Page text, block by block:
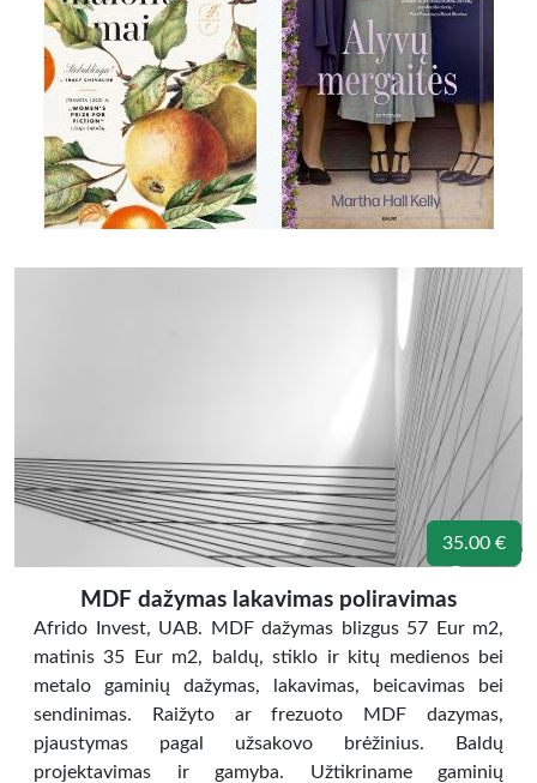
35.00 €
MDF dažymas lakavimas poliravimas
Afrido Invest, UAB. MDF dažymas blizgus 57 Eur m2,
matinis 35 Eur m2, baldų, stiklo ir kitų medienos bei
metalo gaminių dažymas, lakavimas, beicavimas bei
sendinimas. Raižyto ar frezuoto MDF dazymas,
pjaustymas pagal užsakovo brėžinius. Baldų
projektavimas ir gamyba. Užtikriname gaminių